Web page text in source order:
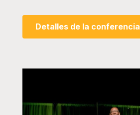
Detalles de la conferencia